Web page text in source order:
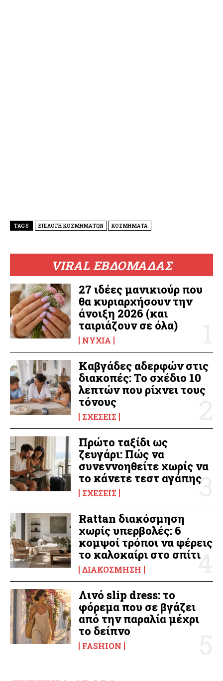
VIRAL ΕΒΔΟΜΑΔΑΣ
27 ιδέες μανικιούρ που
θα κυριαρχήσουν την
άνοιξη 2026 (και
ταιριάζουν σε όλα)
ΝΎΧΙΑ
Καβγάδες αδερφών στις
διακοπές: Το σχέδιο 10
λεπτών που ρίχνει τους
τόνους
ΣΧΈΣΕΙΣ
Πρώτο ταξίδι ως
ζευγάρι: Πώς να
συνεννοηθείτε χωρίς να
το κάνετε τεστ αγάπης
ΣΧΈΣΕΙΣ
Rattan διακόσμηση
χωρίς υπερβολές: 6
κομψοί τρόποι να φέρεις
το καλοκαίρι στο σπίτι
ΔΙΑΚΌΣΜΗΣΗ
Λινό slip dress: το
φόρεμα που σε βγάζει
από την παραλία μέχρι
το δείπνο
FASHION
TAGS ΕΠΙΛΟΓΗ ΚΟΣΜΗΜΑΤΩΝ ΚΟΣΜΗΜΑΤΑ